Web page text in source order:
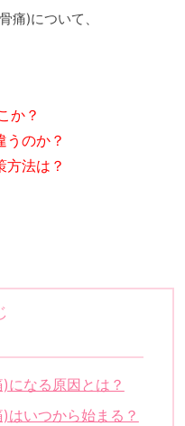
痛)について、
か？
うのか？
方法は？
になる原因とは？
はいつから始まる？